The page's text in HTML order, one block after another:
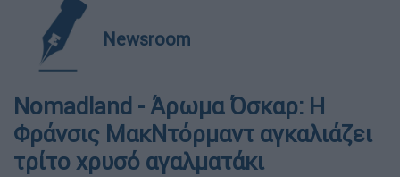
Newsroom
Nomadland - Άρωμα Όσκαρ: Η
Φράνσις ΜακΝτόρμαντ αγκαλιάζει
τρίτο χρυσό αγαλματάκι